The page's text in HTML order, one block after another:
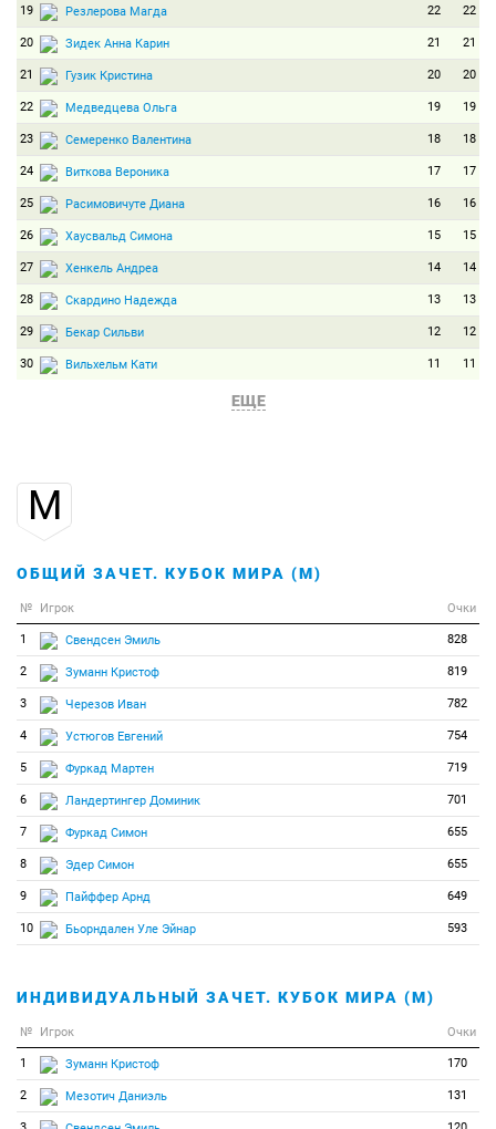
19 Резлерова Магда 22 22
20 Зидек Анна Карин 21 21
21 Гузик Кристина 20 20
22 Медведцева Ольга 19 19
23 Семеренко Валентина 18 18
24 Виткова Вероника 17 17
25 Расимовичуте Диана 16 16
26 Хаусвальд Симона 15 15
27 Хенкель Андреа 14 14
28 Скардино Надежда 13 13
29 Бекар Сильви 12 12
30 Вильхельм Кати 11 11
34
35 Гвиздонь Магдалена
38 Халлер Катя 3 3
39 Парди Мичела 2 2
40 Герекова Яна 1 1
ЕЩЕ
М
ОБЩИЙ ЗАЧЕТ. КУБОК МИРА (М)
№ Игрок Очки
1 Свендсен Эмиль 828
2 Зуманн Кристоф 819
3 Черезов Иван 782
4 Устюгов Евгений 754
5 Фуркад Мартен 719
6 Ландертингер Доминик 701
7 Фуркад Симон 655
8 Эдер Симон 655
9 Пайффер Арнд 649
10 Бьорндален Уле Эйнар 593
ИНДИВИДУАЛЬНЫЙ ЗАЧЕТ. КУБОК МИРА (М)
№ Игрок Очки
1 Зуманн Кристоф 170
2 Мезотич Даниэль 131